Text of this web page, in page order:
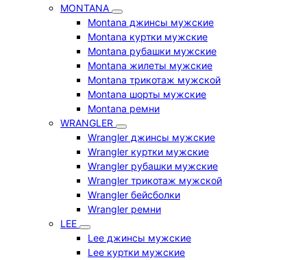
MONTANA
Montana джинсы мужские
Montana куртки мужские
Montana рубашки мужские
Montana жилеты мужские
Montana трикотаж мужской
Montana шорты мужские
Montana ремни
WRANGLER
Wrangler джинсы мужские
Wrangler куртки мужские
Wrangler рубашки мужские
Wrangler трикотаж мужской
Wrangler бейсболки
Wrangler ремни
LEE
Lee джинсы мужские
Lee куртки мужские